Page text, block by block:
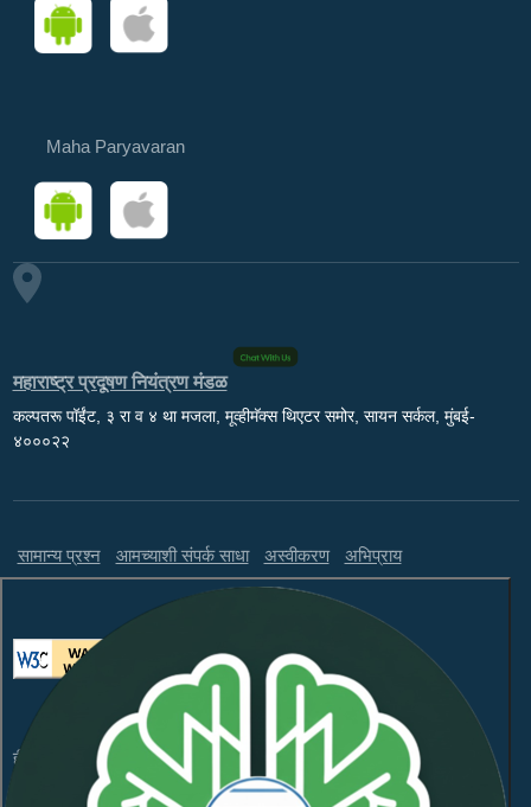
Maha Paryavaran
महाराष्ट्र प्रदूषण नियंत्रण मंडळ
कल्पतरू पॉईंट, ३ रा व ४ था मजला, मूव्हीमॅक्स थिएटर समोर, सायन सर्कल, मुंबई-
४०००२२
सामान्य प्रश्न आमच्याशी संपर्क साधा अस्वीकरण अभिप्राय
ही वेबसाइट WCAG 2.1 लेव्हल AA आणि GIGW 3.0 चे पालन करते.